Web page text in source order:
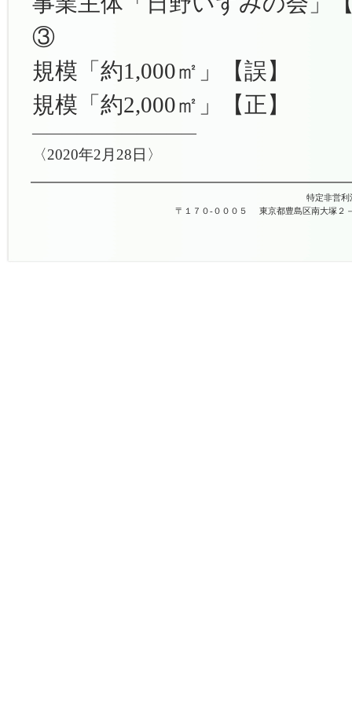
③
規模「約1,000㎡」【誤】
規模「約2,000㎡」【正】
———————————
〈2020年2月28日〉
特定非営利
〒１７０-０００５
東京都豊島区南大塚２